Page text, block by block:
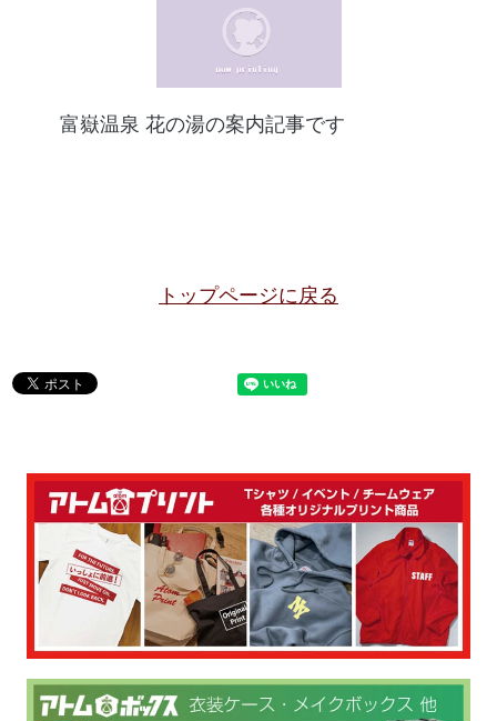
富嶽温泉 花の湯の案内記事です
トップページに戻る